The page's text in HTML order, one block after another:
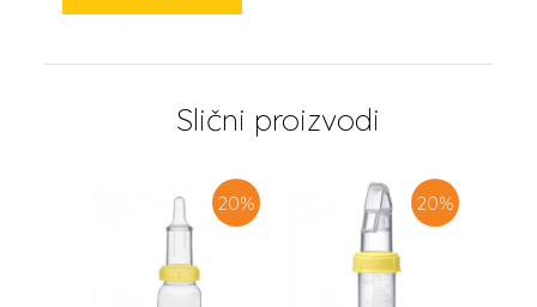
Slični proizvodi
20% 20%